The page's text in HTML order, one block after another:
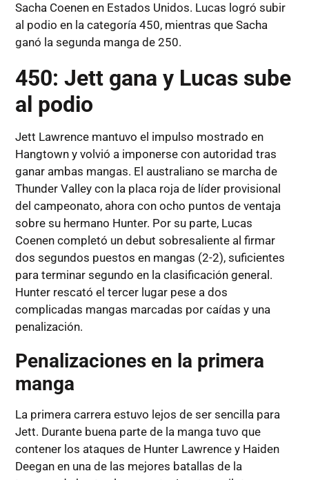
Sacha Coenen en Estados Unidos. Lucas logró subir
al podio en la categoría 450, mientras que Sacha
ganó la segunda manga de 250.
450: Jett gana y Lucas sube
al podio
Jett Lawrence mantuvo el impulso mostrado en
Hangtown y volvió a imponerse con autoridad tras
ganar ambas mangas. El australiano se marcha de
Thunder Valley con la placa roja de líder provisional
del campeonato, ahora con ocho puntos de ventaja
sobre su hermano Hunter. Por su parte, Lucas
Coenen completó un debut sobresaliente al firmar
dos segundos puestos en mangas (2-2), suficientes
para terminar segundo en la clasificación general.
Hunter rescató el tercer lugar pese a dos
complicadas mangas marcadas por caídas y una
penalización.
Penalizaciones en la primera
manga
La primera carrera estuvo lejos de ser sencilla para
Jett. Durante buena parte de la manga tuvo que
contener los ataques de Hunter Lawrence y Haiden
Deegan en una de las mejores batallas de la